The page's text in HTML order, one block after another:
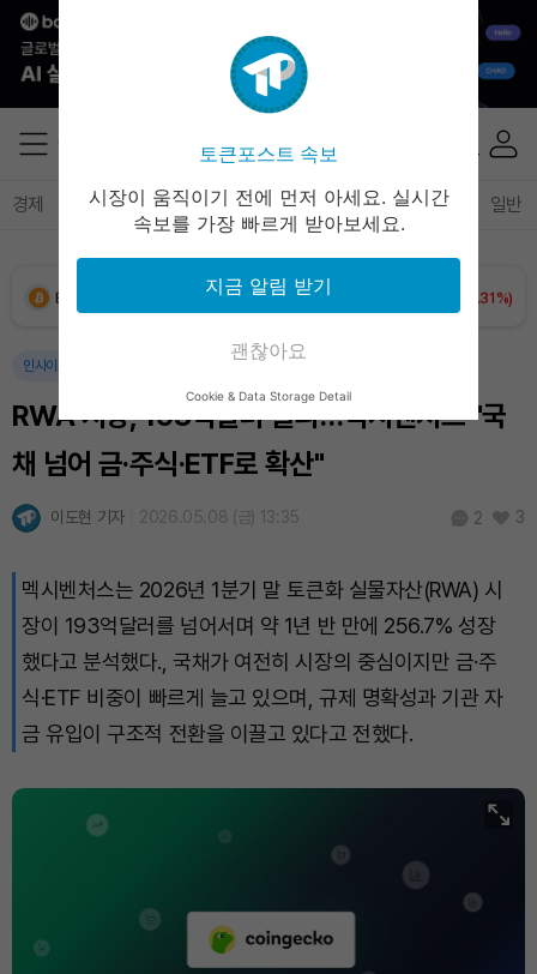
경제 마켓 정책 정치 인사이트 브리핑 속보 일반
Solana (SOL)
Dogecoin (DOGE) ₩
Bitcoin (BTC) (+0.31%)
인사이트
RWA 시장, 193억달러 돌파…멕시벤처스 "국
채 넘어 금·주식·ETF로 확산"
이도현 기자 2026.05.08 (금) 13:35 2 3
멕시벤처스는 2026년 1분기 말 토큰화 실물자산(RWA) 시
장이 193억달러를 넘어서며 약 1년 반 만에 256.7% 성장
했다고 분석했다., 국채가 여전히 시장의 중심이지만 금·주
식·ETF 비중이 빠르게 늘고 있으며, 규제 명확성과 기관 자
금 유입이 구조적 전환을 이끌고 있다고 전했다.
토큰포스트 속보
시장이 움직이기 전에 먼저 아세요. 실시간
속보를 가장 빠르게 받아보세요.
지금 알림 받기
괜찮아요
Cookie & Data Storage Detail